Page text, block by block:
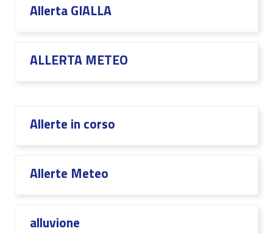
Allerta GIALLA
ALLERTA METEO
Allerte in corso
Allerte Meteo
alluvione